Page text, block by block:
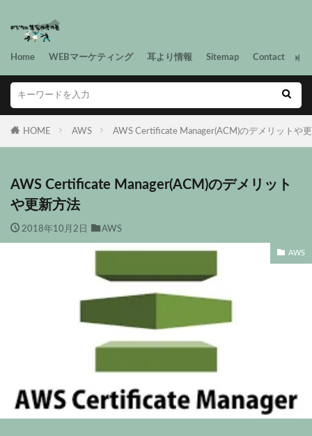
Home WEBマーケティング 耳より情報 Sitemap Contact
HOME AWS AWS Certificate Manager(ACM)のデメリットや
AWS Certificate Manager(ACM)のデメリット
や更新方法
2018年10月2日 AWS
AWS